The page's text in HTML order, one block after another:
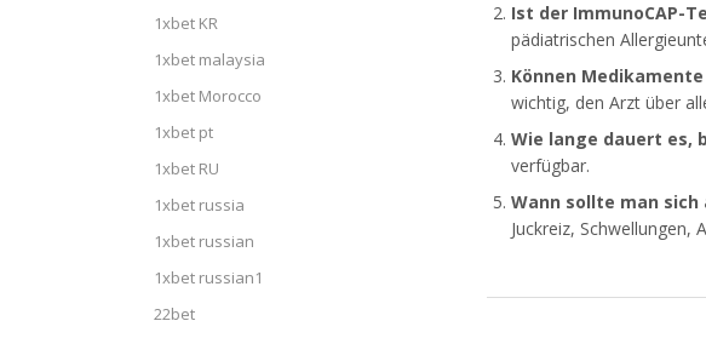
Ist der ImmunoCAP-
pädiatrischen
Können
wichtig, den Arzt über
Wie lange dauert es,
verfügbar.
Wann sollte man
Juckreiz,
1xbet KR
1xbet malaysia
1xbet Morocco
1xbet pt
1xbet RU
1xbet russia
1xbet russian
1xbet russian1
22bet